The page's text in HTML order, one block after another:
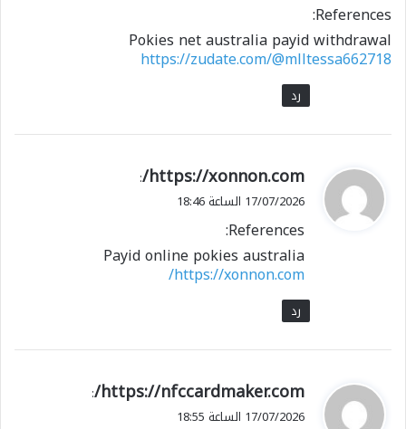
References:
Pokies net australia payid withdrawal
https://zudate.com/@mlltessa662718
رد
ي
ق
ل
https://xonnon.com/
:
17/07/2026 الساعة 18:46
References:
Payid online pokies australia
https://xonnon.com/
رد
ي
ق
https://nfccardmaker.com/
:
17/07/2026 الساعة 18:55